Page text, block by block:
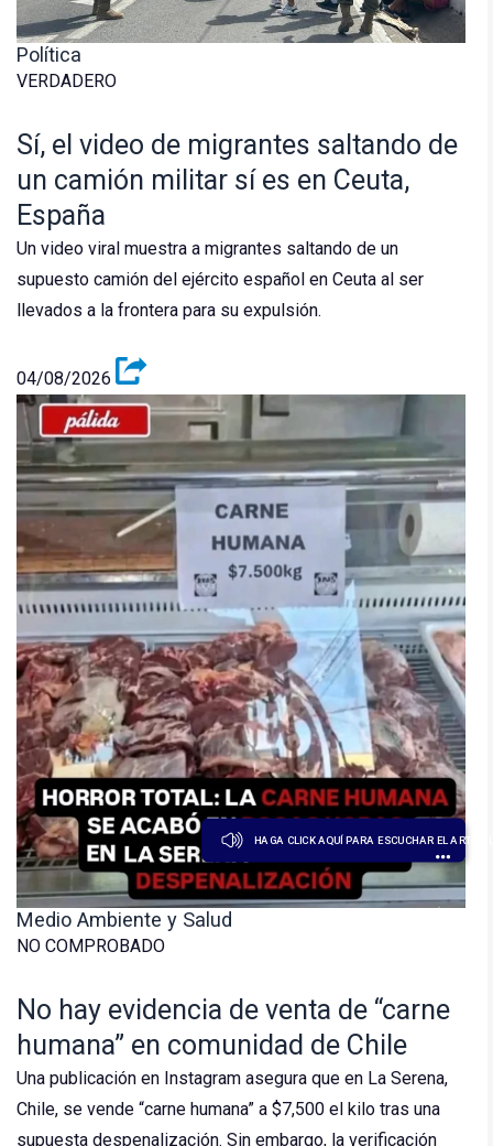
HAGA CLICK AQUÍ PARA ESCUCHAR EL
Política
VERDADERO
Sí, el video de migrantes saltando de
un camión militar sí es en Ceuta,
España
Un video viral muestra a migrantes saltando de un
supuesto camión del ejército español en Ceuta al ser
llevados a la frontera para su expulsión.
04/08/2026
Medio Ambiente y Salud
NO COMPROBADO
No hay evidencia de venta de “carne
humana” en comunidad de Chile
Una publicación en Instagram asegura que en La Serena,
Chile, se vende “carne humana” a $7,500 el kilo tras una
supuesta despenalización. Sin embargo, la verificación